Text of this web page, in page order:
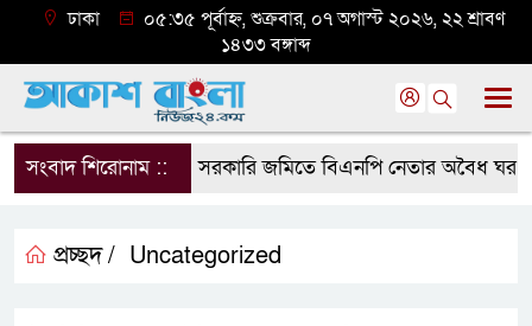
ঢাকা
০৫:৩৫ পূর্বাহ্ন, শুক্রবার, ০৭ অগাস্ট ২০২৬, ২২ শ্রাবণ
১৪৩৩ বঙ্গাব্দ
সংবাদ শিরোনাম ::সরকারি জমিতে বিএনপি নেতার অবৈধ ঘর
প্রচ্ছদ / Uncategorized